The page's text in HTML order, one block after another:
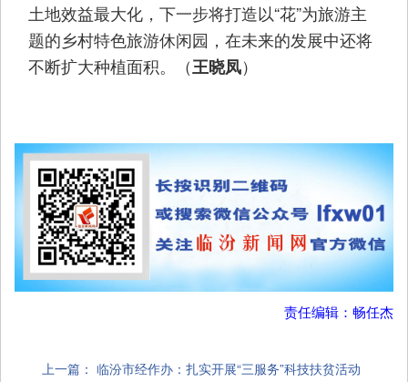
土地效益最大化，下一步将打造以“花”为旅游主
题的乡村特色旅游休闲园，在未来的发展中还将
不断扩大种植面积。（王晓凤）
责任编辑：畅任杰
上一篇： 临汾市经作办：扎实开展“三服务”科技扶贫活动